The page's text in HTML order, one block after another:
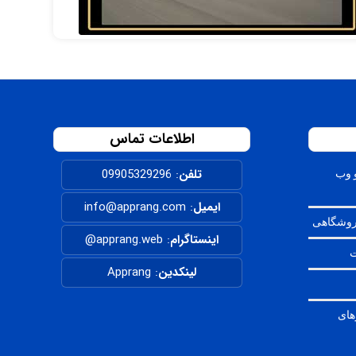
وب
اطلاعات تماس
تلفن:
09905329296
ایمیل: info@apprang.com
اینستاگرام:
apprang.web@
لینکدین:
Apprang